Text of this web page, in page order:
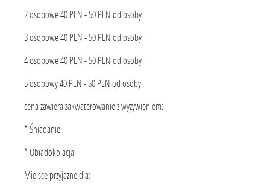
2 osobowe 40 PLN - 50 PLN od osoby
3 osobowe 40 PLN - 50 PLN od osoby
4 osobowe 40 PLN - 50 PLN od osoby
5 osobowy 40 PLN - 50 PLN od osoby
cena zawiera zakwaterowanie z wyżywieniem:
* Śniadanie
* Obiadokolacja
Miejsce przyjazne dla: